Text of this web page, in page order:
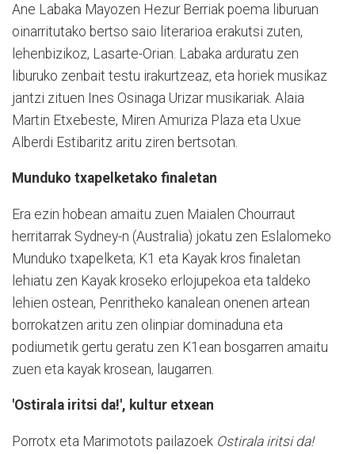
Ane Labaka Mayozen Hezur Berriak poema liburuan
oinarritutako bertso saio literarioa erakutsi zuten,
lehenbizikoz, Lasarte-Orian. Labaka arduratu zen
liburuko zenbait testu irakurtzeaz, eta horiek musikaz
jantzi zituen Ines Osinaga Urizar musikariak. Alaia
Martin Etxebeste, Miren Amuriza Plaza eta Uxue
Alberdi Estibaritz aritu ziren bertsotan.
Munduko txapelketako finaletan
Era ezin hobean amaitu zuen Maialen Chourraut
herritarrak Sydney-n (Australia) jokatu zen Eslalomeko
Munduko txapelketa; K1 eta Kayak kros finaletan
lehiatu zen Kayak kroseko erlojupekoa eta taldeko
lehien ostean, Penritheko kanalean onenen artean
borrokatzen aritu zen olinpiar dominaduna eta
podiumetik gertu geratu zen K1ean bosgarren amaitu
zuen eta kayak krosean, laugarren.
'Ostirala iritsi da!', kultur etxean
Porrotx eta Marimotots pailazoek Ostirala iritsi da!